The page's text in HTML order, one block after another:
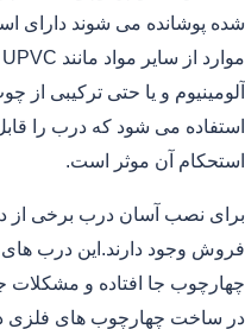
شده پوشانده می شوند دارای
آلومینیوم و یا حتی ترکیبی
استفاده می شود که درب را
استحکام آن موثر است.
برای نصب آسان درب برخی از
فروش وجود دارند.این درب
چهارچوب جا افتاده و مشکلات
در ساخت چهارچوب های فلزی